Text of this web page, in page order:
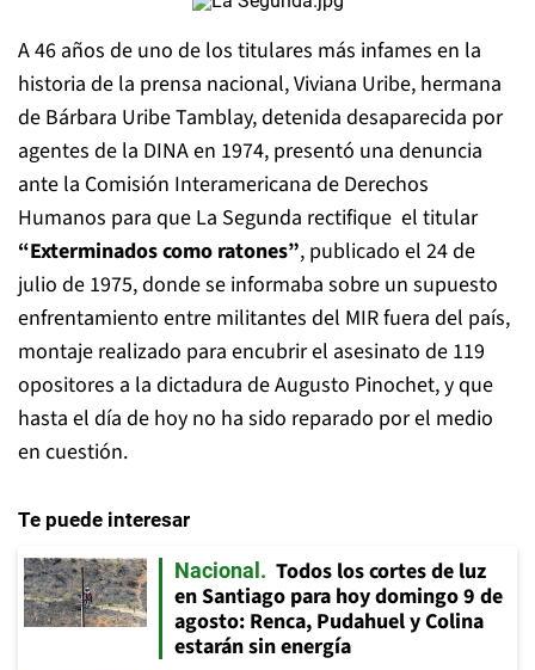
A 46 años de uno de los titulares más infames en la
historia de la prensa nacional, Viviana Uribe, hermana
de Bárbara Uribe Tamblay, detenida desaparecida por
agentes de la DINA en 1974, presentó una denuncia
ante la Comisión Interamericana de Derechos
Humanos para que La Segunda rectifique el titular
“Exterminados como ratones”, publicado el 24 de
julio de 1975, donde se informaba sobre un supuesto
enfrentamiento entre militantes del MIR fuera del país,
montaje realizado para encubrir el asesinato de 119
opositores a la dictadura de Augusto Pinochet, y que
hasta el día de hoy no ha sido reparado por el medio
en cuestión.
Te puede interesar
Nacional
Todos los cortes de luz
en Santiago para hoy domingo 9 de
agosto: Renca, Pudahuel y Colina
estarán sin energía